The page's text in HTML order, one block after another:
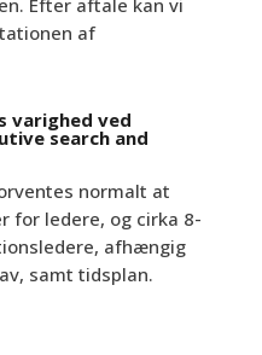
Efter aftale kan vi
af
varighed ved
search and
normalt at
for ledere, og cirka 8-
afhængig
samt tidsplan.